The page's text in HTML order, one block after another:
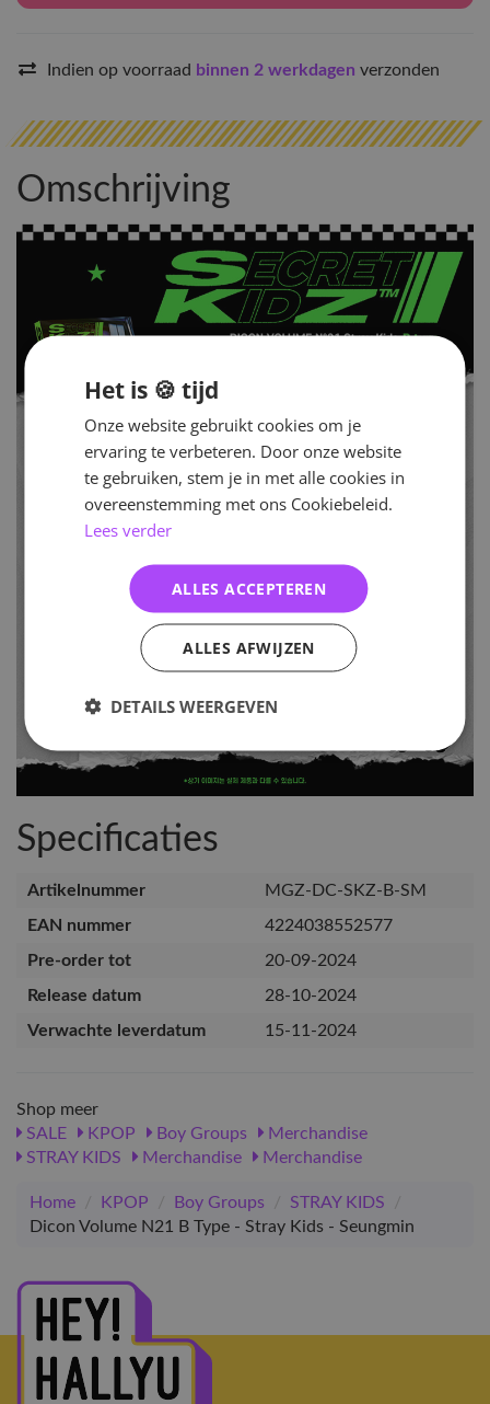
Indien op voorraad binnen 2 werkdagen verzonden
Omschrijving
Specificaties
Artikelnummer
MGZ-DC-SKZ-B-SM
EAN nummer
4224038552577
Pre-order tot
20-09-2024
Release datum
28-10-2024
Verwachte leverdatum
15-11-2024
Shop meer
SALE
KPOP Boy Groups
Merchandise
STRAY KIDS
Merchandise Merchandise
Home / KPOP / Boy Groups / STRAY KIDS
/
Dicon Volume N21 B Type - Stray Kids - Seungmin
Het is 🍪 tijd
Onze website gebruikt cookies om je
ervaring te verbeteren. Door onze website
te gebruiken, stem je in met alle cookies in
overeenstemming met ons Cookiebeleid.
Lees verder
ALLES ACCEPTEREN
ALLES AFWIJZEN
DETAILS WEERGEVEN